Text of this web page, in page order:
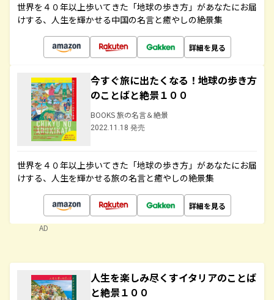
世界を４０年以上歩いてきた「地球の歩き方」があなたにお届
けする、人生を輝かせる中国の名言と癒やしの絶景集
詳細を見る
今すぐ旅に出たくなる！地球の歩き方
のことばと絶景１００
BOOKS 旅の名言＆絶景
2022.11.18 発売
世界を４０年以上歩いてきた「地球の歩き方」があなたにお届
けする、人生を輝かせる旅の名言と癒やしの絶景集
詳細を見る
AD
人生を楽しみ尽くすイタリアのことば
と絶景１００